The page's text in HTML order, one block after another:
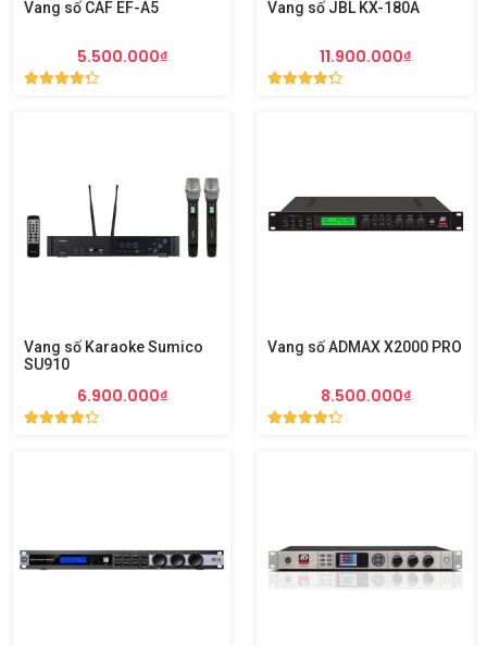
Vang số CAF EF-A5
5.500.000₫
Vang số JBL KX-180A
11.900.000₫
Vang số Karaoke Sumico
SU910
6.900.000₫
Vang số ADMAX X2000 PRO
8.500.000₫